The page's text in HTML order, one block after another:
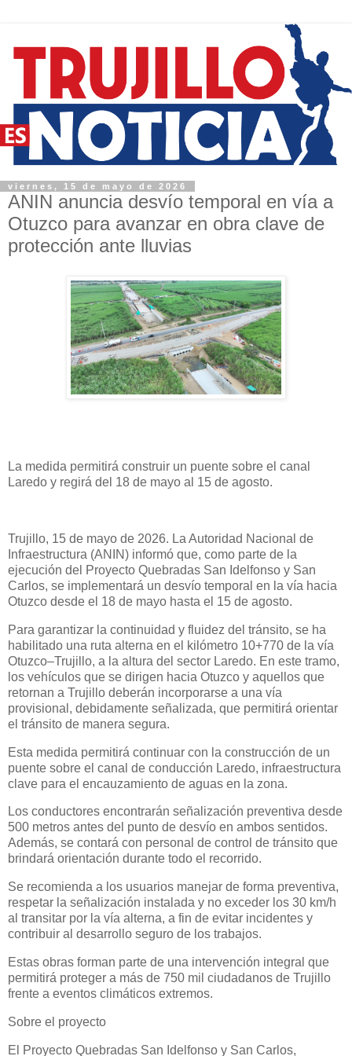
viernes, 15 de mayo de 2026
ANIN anuncia desvío temporal en vía a
Otuzco para avanzar en obra clave de
protección ante lluvias
La medida permitirá construir un puente sobre el canal
Laredo y regirá del 18 de mayo al 15 de agosto.
Trujillo, 15 de mayo de 2026. La Autoridad Nacional de
Infraestructura (ANIN) informó que, como parte de la
ejecución del Proyecto Quebradas San Idelfonso y San
Carlos, se implementará un desvío temporal en la vía hacia
Otuzco desde el 18 de mayo hasta el 15 de agosto.
Para garantizar la continuidad y fluidez del tránsito, se ha
habilitado una ruta alterna en el kilómetro 10+770 de la vía
Otuzco–Trujillo, a la altura del sector Laredo. En este tramo,
los vehículos que se dirigen hacia Otuzco y aquellos que
retornan a Trujillo deberán incorporarse a una vía
provisional, debidamente señalizada, que permitirá orientar
el tránsito de manera segura.
Esta medida permitirá continuar con la construcción de un
puente sobre el canal de conducción Laredo, infraestructura
clave para el encauzamiento de aguas en la zona.
Los conductores encontrarán señalización preventiva desde
500 metros antes del punto de desvío en ambos sentidos.
Además, se contará con personal de control de tránsito que
brindará orientación durante todo el recorrido.
Se recomienda a los usuarios manejar de forma preventiva,
respetar la señalización instalada y no exceder los 30 km/h
al transitar por la vía alterna, a fin de evitar incidentes y
contribuir al desarrollo seguro de los trabajos.
Estas obras forman parte de una intervención integral que
permitirá proteger a más de 750 mil ciudadanos de Trujillo
frente a eventos climáticos extremos.
Sobre el proyecto
El Proyecto Quebradas San Idelfonso y San Carlos,